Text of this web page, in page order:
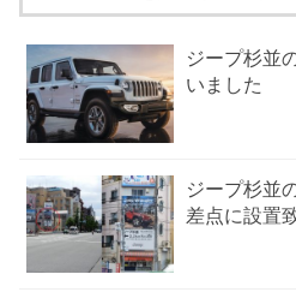
ジープ杉並
いました
ジープ杉並
差点に設置